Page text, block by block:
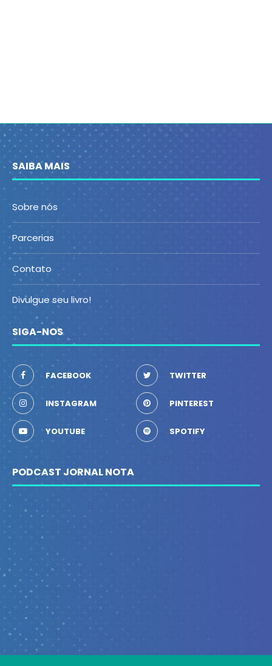
SAIBA MAIS
Sobre nós
Parcerias
Contato
Divulgue seu livro!
SIGA-NOS
FACEBOOK TWITTER
INSTAGRAM PINTEREST
YOUTUBE SPOTIFY
PODCAST JORNAL NOTA